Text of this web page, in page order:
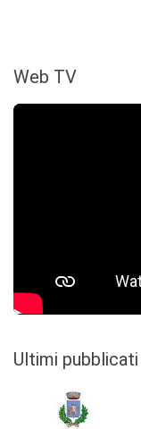
Web TV
Ultimi pubblicati